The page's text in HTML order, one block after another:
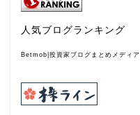
人気ブログランキング
Betmob|投資家ブログまとめメディア